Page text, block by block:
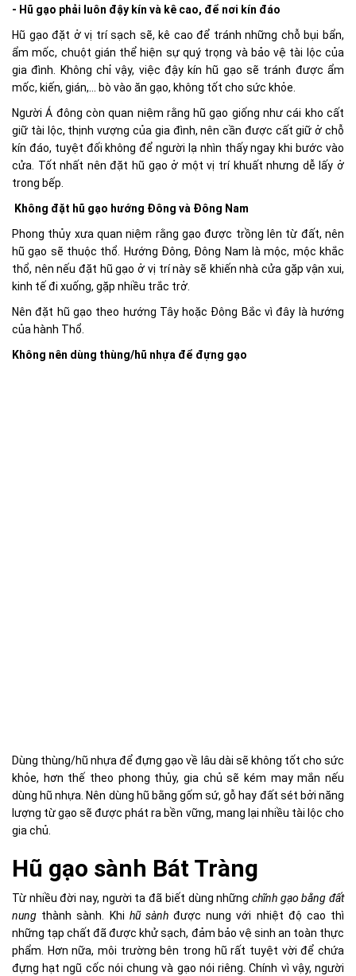
- Hũ gạo phải luôn đậy kín và kê cao, để nơi kín đáo
Hũ gạo đặt ở vị trí sạch sẽ, kê cao để tránh những chỗ bụi bẩn,
ẩm mốc, chuột gián thể hiện sự quý trọng và bảo vệ tài lộc của
gia đình. Không chỉ vậy, việc đậy kín hũ gạo sẽ tránh được ẩm
mốc, kiến, gián,... bò vào ăn gạo, không tốt cho sức khỏe.
Người Á đông còn quan niệm rằng hũ gạo giống như cái kho cất
giữ tài lộc, thịnh vượng của gia đình, nên cần được cất giữ ở chỗ
kín đáo, tuyệt đối không để người lạ nhìn thấy ngay khi bước vào
cửa. Tốt nhất nên đặt hũ gạo ở một vị trí khuất nhưng dễ lấy ở
trong bếp.
Không đặt hũ gạo hướng Đông và Đông Nam
Phong thủy xưa quan niệm rằng gạo được trồng lên từ đất, nên
hũ gạo sẽ thuộc thổ. Hướng Đông, Đông Nam là mộc, mộc khắc
thổ, nên nếu đặt hũ gạo ở vị trí này sẽ khiến nhà cửa gặp vận xui,
kinh tế đi xuống, gặp nhiều trắc trở.
Nên đặt hũ gạo theo hướng Tây hoặc Đông Bắc vì đây là hướng
của hành Thổ.
Không nên dùng thùng/hũ nhựa để đựng gạo
Dùng thùng/hũ nhựa để đựng gạo về lâu dài sẽ không tốt cho sức
khỏe, hơn thế theo phong thủy, gia chủ sẽ kém may mắn nếu
dùng hũ nhựa. Nên dùng hũ bằng gốm sứ, gỗ hay đất sét bởi năng
lượng từ gạo sẽ được phát ra bền vững, mang lại nhiều tài lộc cho
gia chủ.
Hũ gạo sành Bát Tràng
Từ nhiều đời nay, người ta đã biết dùng những chĩnh gạo bằng đất
nung thành sành. Khi hũ sànhđược nung với nhiệt độ cao thì
những tạp chất đã được khử sạch, đảm bảo vệ sinh an toàn thực
phẩm. Hơn nữa, môi trường bên trong hũ rất tuyệt vời để chứa
đựng hạt ngũ cốc nói chung và gạo nói riêng. Chính vì vậy, người